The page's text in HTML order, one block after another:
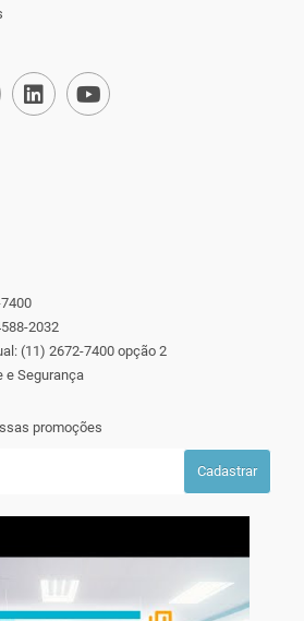
2032
(11) 2672-7400 opção 2
e Segurança
promoções
Cadastrar